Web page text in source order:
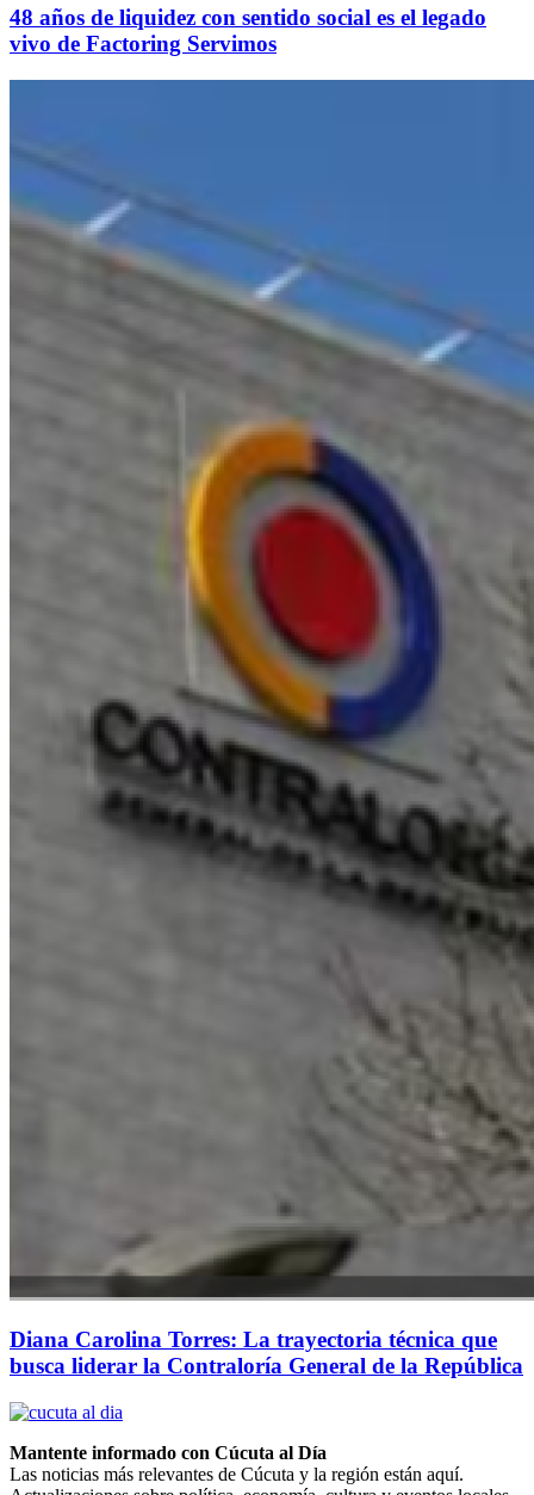
48 años de liquidez con sentido social es el legado
vivo de Factoring Servimos
Diana Carolina Torres: La trayectoria técnica que
busca liderar la Contraloría General de la República
Mantente informado con Cúcuta al Día
Las noticias más relevantes de Cúcuta y la región están aquí.